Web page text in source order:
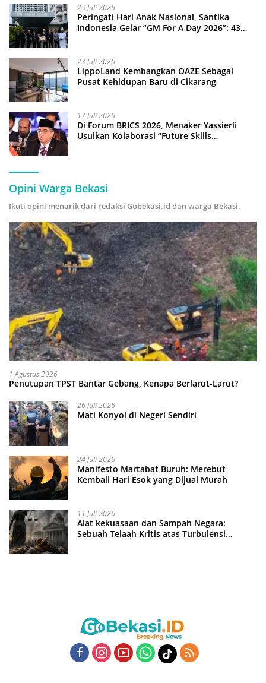
25 Juli 2026
Peringati Hari Anak Nasional, Santika
Indonesia Gelar “GM For A Day 2026”: 43
23 Juli 2026
LippoLand Kembangkan OAZE Sebagai
Pusat Kehidupan Baru di Cikarang
17 Juli 2026
Di Forum BRICS 2026, Menaker Yassierli
Usulkan Kolaborasi “Future Skills
Opini Warga Bekasi
Ikuti opini menarik dari redaksi Gobekasi.id dan warga Bekasi.
1 Agustus 2026
Penutupan TPST Bantar Gebang, Kenapa Berlarut-Larut?
26 Juli 2026
Mati Konyol di Negeri Sendiri
24 Juli 2026
Manifesto Martabat Buruh: Merebut
Kembali Hari Esok yang Dijual Murah
11 Juli 2026
Alat kekuasaan dan Sampah Negara:
Sebuah Telaah Kritis atas Turbulensi